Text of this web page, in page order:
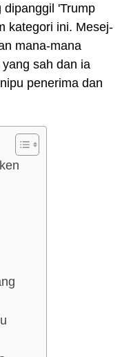
dipanggil 'Trump
kategori ini. Mesej-
mana-mana
sah dan ia
penerima dan